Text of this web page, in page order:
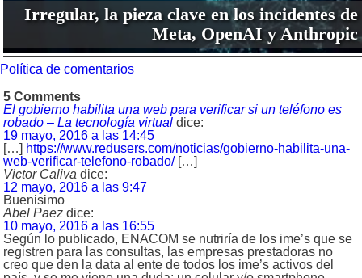
Irregular, la pieza clave en los incidentes de
Meta, OpenAI y Anthropic
Política de comentarios
5 Comments
El gobierno habilita una web para verificar si un teléfono es
robado – La tecnología virtual dice:
19 mayo, 2016 a las 14:45
[…] https://www.redusers.com/noticias/gobierno-habilita-una-
web-verificar-telefono-robado/[…]
Victor Caliva dice:
12 mayo, 2016 a las 9:47
Buenisimo
Abel Paez dice:
10 mayo, 2016 a las 16:55
Según lo publicado, ENACOM se nutriría de los ime’s que se
registren para las consultas, las empresas prestadoras no
creo que den la data al ente de todos los ime’s activos del